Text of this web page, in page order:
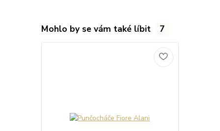
Mohlo by se vám také líbit 7